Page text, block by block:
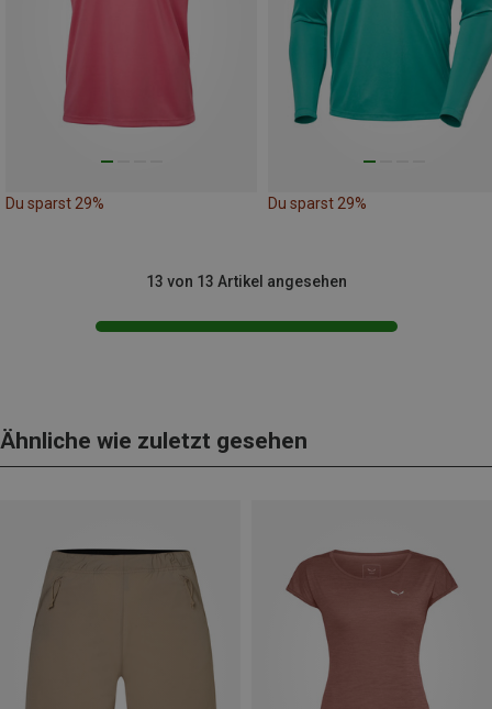
Du sparst 29% Du sparst 29%
13 von 13 Artikel angesehen
Ähnliche wie zuletzt gesehen